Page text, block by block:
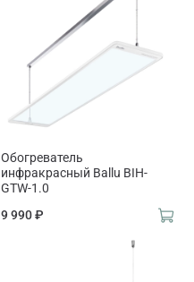
Обогреватель
инфракрасный Ballu BIH-
GTW-1.0
9 990 ₽